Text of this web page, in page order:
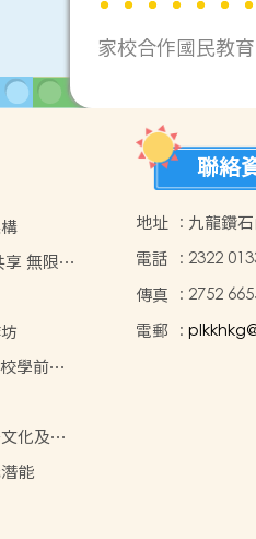
家校合作國民教育
可
學前復
化及藝
能
聯絡
地址 : 九龍鑽
電話 : 2322
傳真 : 2752
電郵 :